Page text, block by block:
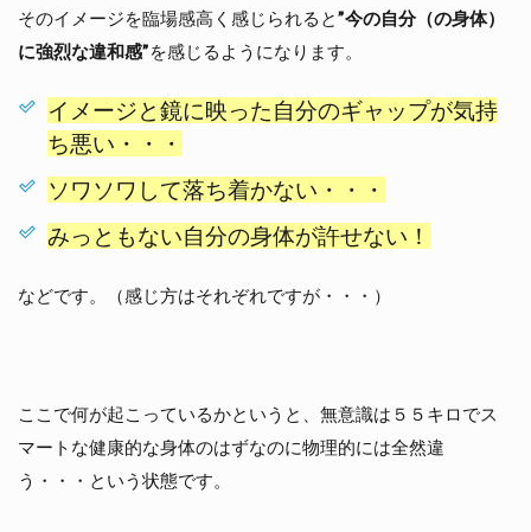
そのイメージを臨場感高く感じられると”今の自分（の身体）
に強烈な違和感”を感じるようになります。
イメージと鏡に映った自分のギャップが気持
ち悪い・・・
ソワソワして落ち着かない・・・
みっともない自分の身体が許せない！
などです。（感じ方はそれぞれですが・・・）
ここで何が起こっているかというと、無意識は５５キロでス
マートな健康的な身体のはずなのに物理的には全然違
う・・・という状態です。